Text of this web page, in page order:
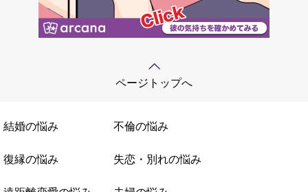
ページトップへ
結婚の悩み 不倫の悩み
復縁の悩み 失恋・別れの悩み